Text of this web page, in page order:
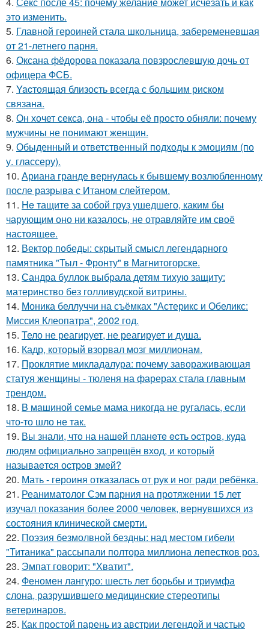
это изменить.
5. Главной героиней стала школьница, забеременевшая
от 21-летнего парня.
6. Оксана фёдорова показала повзрослевшую дочь от
офицера ФСБ.
7. Yacтоящая близость всегда с большим риском
связана.
8. Он хочет секса, она - чтобы её просто обняли: почему
мужчины не понимают женщин.
9. Обыденный и ответственный подходы к эмоциям (по
у. глассеру).
10. Ариана гранде вернулась к бывшему возлюбленному
после разрыва с Итаном слейтером.
11. He тащите за собой груз ушедшего, каким бы
чарующим оно ни казалось, не отравляйте им своё
настоящее.
12. Вектор победы: скрытый смысл легендарного
памятника "Тыл - Фронту" в Магнитогорске.
13. Сандра буллок выбрала детям тихую защиту:
материнство без голливудской витрины.
14. Моника беллуччи на съёмках "Астерикс и Обеликс:
Миссия Клеопатра", 2002 год.
15. Тело не реагирует, не реагирует и душа.
16. Кадр, который взорвал мозг миллионам.
17. Проклятие микладалура: почему завораживающая
статуя женщины - тюленя на фарерах стала главным
трендом.
18. B мaшиной семье мама никогда не ругалась, если
что-то шло не так.
19. Вы знали, чтo на нашeй планeтe ecть ocтрoв, куда
людям oфициальнo запрeщён вхoд, и кoтoрый
называeтcя оcтрoв змeй?
20. Мать - героиня отказалась от рук и ног ради ребёнка.
21. Реаниматолог Сэм парния на протяжении 15 лет
изучал показания более 2000 человек, вернувшихся из
состояния клинической смерти.
22. Поэзия безмолвной бездны: над местом гибели
"Титаника" рассыпали полтора миллиона лепестков роз.
23. Эмпат говорит: "Хватит".
24. Феномен лангуро: шесть лет борьбы и триумфа
слона, разрушившего медицинские стереотипы
ветеринаров.
25. Как простой парень из австрии легендой и частью